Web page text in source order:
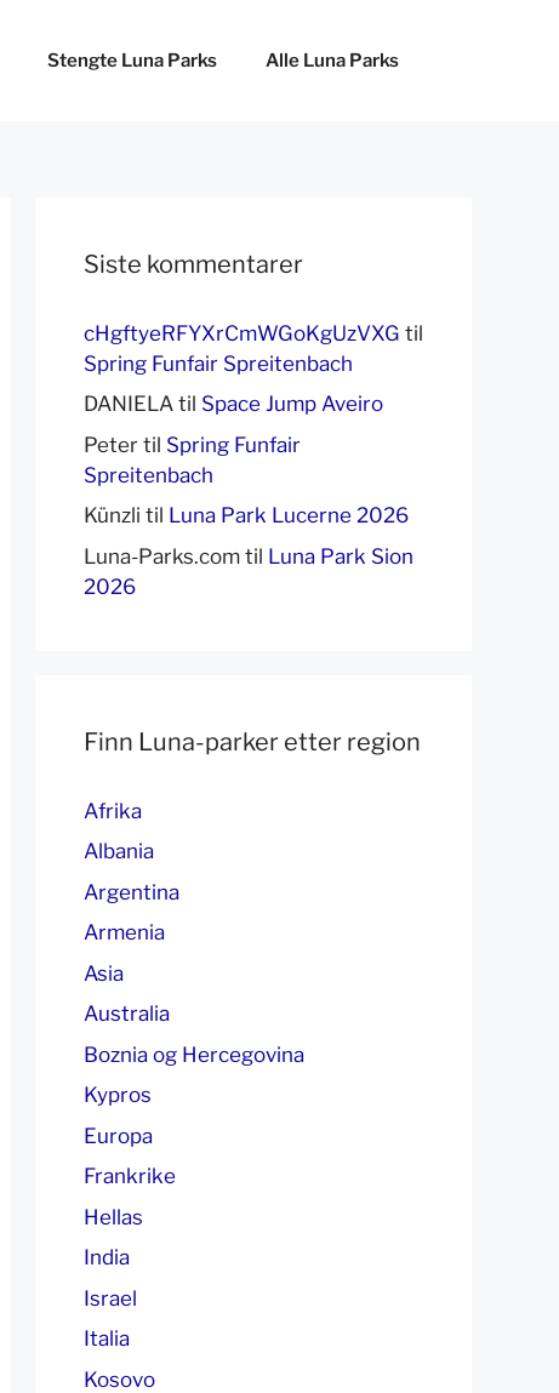
Stengte Luna Parks Alle Luna Parks
Siste kommentarer
cHgftyeRFYXrCmWGoKgUzVXG til
Spring Funfair Spreitenbach
DANIELA til Space Jump Aveiro
Peter til Spring Funfair
Spreitenbach
Künzli til Luna Park Lucerne 2026
Luna-Parks.com til Luna Park Sion
2026
Finn Luna-parker etter region
Afrika
Albania
Argentina
Armenia
Asia
Australia
Boznia og Hercegovina
Kypros
Europa
Frankrike
Hellas
India
Israel
Italia
Kosovo